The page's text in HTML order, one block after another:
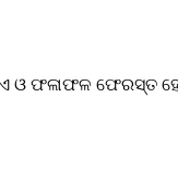
ଓ ଫଳାଫଳ ଫେରସ୍ତ